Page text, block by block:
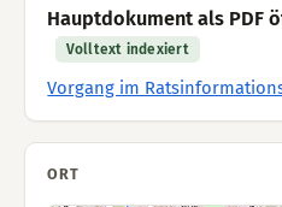
Hauptdokument als PDF
Volltext indexiert
Vorgang im
ORT